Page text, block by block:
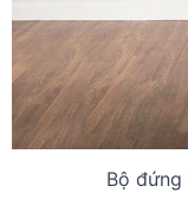
Bộ đứng